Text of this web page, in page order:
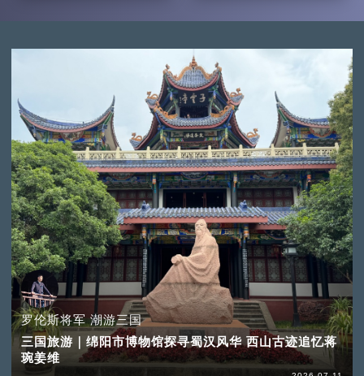
罗伦斯将军 潮游三国
三国旅游｜绵阳市博物馆探寻蜀汉风华 西山古迹追忆蒋
琬姜维